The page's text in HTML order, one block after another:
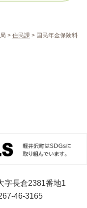
> 住民課 > 国民年金保険料
字長倉2381番地1
46-3165